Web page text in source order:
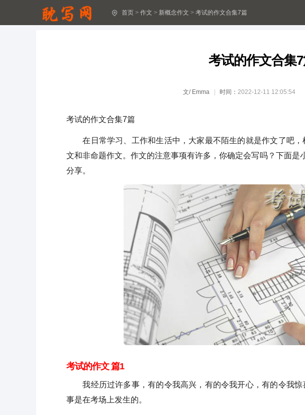
首页 > 作文 > 新概念作文 > 考试的作文合集7篇
考试的作文合集
文/ Emma 时间： 2022-12-11 12:05:54
考试的作文合集7篇
在日常学习、工作和生活中，大家最不陌生的就是作文了吧，
文和非命题作文。作文的注意事项有许多，你确定会写吗？下面是
分享。
考试的作文 篇1
我经历过许多事，有的令我高兴，有的令我开心，有的令我惊
事是在考场上发生的。
激烈的足球赛作文汇总(15篇)
关于保护环境的作文精品2篇
(精品)珍惜时间作文5篇